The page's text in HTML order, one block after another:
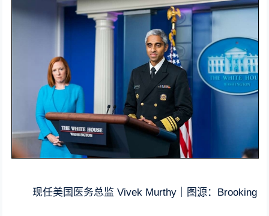
现任美国医务总监 Vivek Murthy｜图源：Brooking